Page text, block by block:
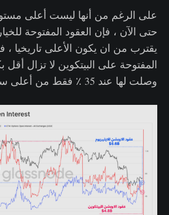
على الرغم من أنها ليست أعلى
حتى الآن ، فإن العقود المفتوحة
يقترب من ان يكون الأعلى تاريخيا ،
المفتوحة على البيتكوين لا تزال
وصلت لها عند 35 ٪ فقط من أعلى سعر للبيتكوين ATH.